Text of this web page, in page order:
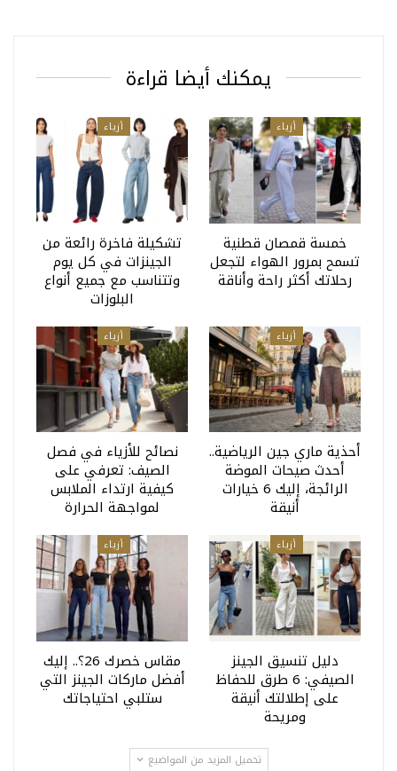
يمكنك أيضا قراءة
أزياء
خمسة قمصان قطنية
تسمح بمرور الهواء لتجعل
رحلاتك أكثر راحة وأناقة
أزياء
تشكيلة فاخرة رائعة من
الجينزات في كل يوم
وتتناسب مع جميع أنواع
البلوزات
أزياء
أحذية ماري جين الرياضية..
أحدث صيحات الموضة
الرائجة، إليك 6 خيارات
أنيقة
أزياء
نصائح للأزياء في فصل
الصيف: تعرفي على
كيفية ارتداء الملابس
لمواجهة الحرارة
أزياء
دليل تنسيق الجينز
الصيفي: 6 طرق للحفاظ
على إطلالتك أنيقة
ومريحة
أزياء
مقاس خصرك 26؟.. إليك
أفضل ماركات الجينز التي
ستلبي احتياجاتك
تحميل المزيد من المواضيع